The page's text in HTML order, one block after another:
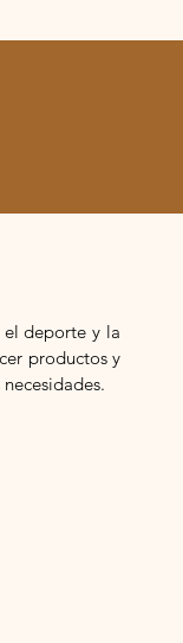
deporte y la
productos y